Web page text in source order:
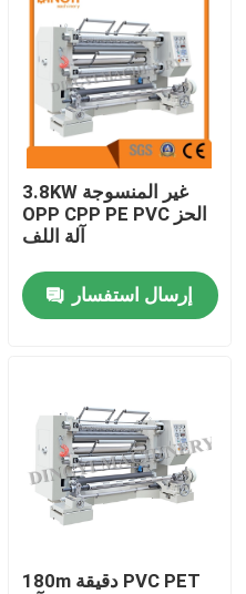
3.8KW غير المنسوجة
OPP CPP PE PVC الحز
آلة اللف
إرسال استفسار
180m دقيقة PVC PET